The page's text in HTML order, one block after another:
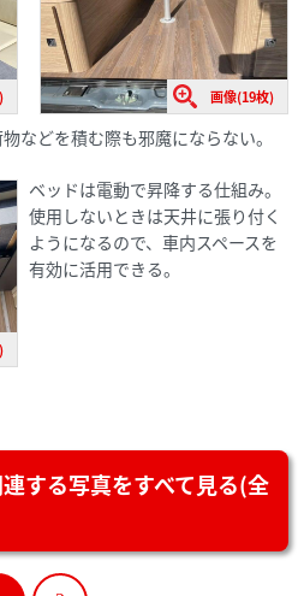
画像(19枚)
などを積む際も邪魔にならない。
ベッドは電動で昇降する仕組み。
使用しないときは天井に張り付く
ようになるので、車内スペースを
有効に活用できる。
連する写真をすべて見る(全